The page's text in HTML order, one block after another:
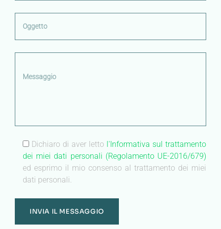
Dichiaro di aver letto l'Informativa sul trattamento
dei miei dati personali (Regolamento UE-2016/679)
ed esprimo il mio consenso al trattamento dei miei
dati personali.